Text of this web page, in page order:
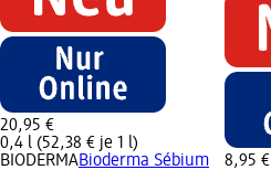
20,95 €
0,4 l (52,38 € je 1 l)
BIODERMABioderma Sébium 8,95 €